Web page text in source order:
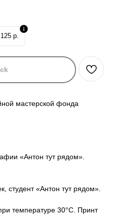
р.
мастерской фонда
«Антон тут рядом».
студент «Антон тут рядом».
температуре 30°C. Принт